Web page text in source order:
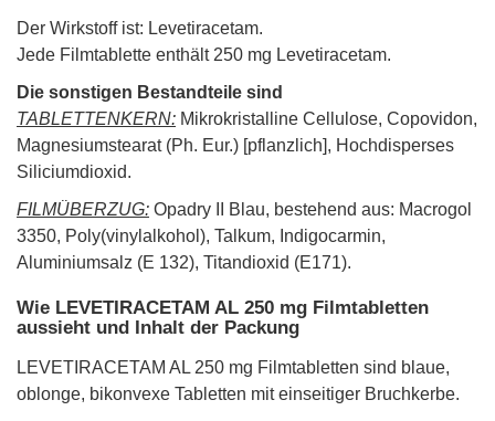
Der Wirkstoff ist: Levetiracetam.
Jede Filmtablette enthält 250 mg Levetiracetam.
Die sonstigen Bestandteile sind
TABLETTENKERN: Mikrokristalline Cellulose, Copovidon,
Magnesiumstearat (Ph. Eur.) [pflanzlich], Hochdisperses
Siliciumdioxid.
FILMÜBERZUG: Opadry II Blau, bestehend aus: Macrogol
3350, Poly(vinylalkohol), Talkum, Indigocarmin,
Aluminiumsalz (E 132), Titandioxid (E171).
Wie LEVETIRACETAM AL 250 mg Filmtabletten
aussieht und Inhalt der Packung
LEVETIRACETAM AL 250 mg Filmtabletten sind blaue,
oblonge, bikonvexe Tabletten mit einseitiger Bruchkerbe.